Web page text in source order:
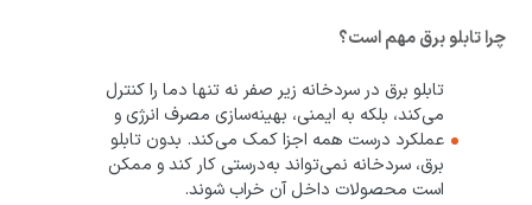
چرا تابلو برق مهم است؟
تابلو برق در سردخانه زیر صفر نه تنها دما را کنترل
می‌کند، بلکه به ایمنی، بهینه‌سازی مصرف انرژی و
عملکرد درست همه اجزا کمک می‌کند. بدون تابلو
برق، سردخانه نمی‌تواند به‌درستی کار کند و ممکن
است محصولات داخل آن خراب شوند.